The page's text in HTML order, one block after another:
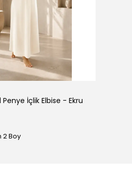
Penye İçlik Elbise - Ekru
2 Boy